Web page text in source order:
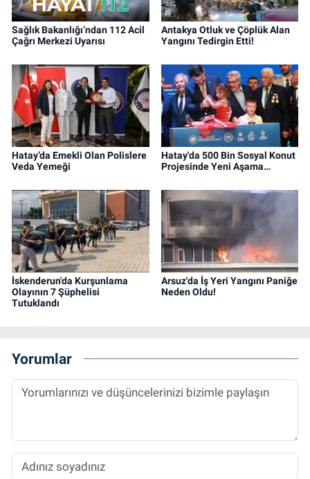
Sağlık Bakanlığı’ndan 112 Acil
Çağrı Merkezi Uyarısı
Antakya Otluk ve Çöplük Alan
Yangını Tedirgin Etti!
Hatay’da Emekli Olan Polislere
Veda Yemeği
Hatay'da 500 Bin Sosyal Konut
Projesinde Yeni Aşama…
İskenderun'da Kurşunlama
Olayının 7 Şüphelisi
Tutuklandı
Arsuz'da İş Yeri Yangını Paniğe
Neden Oldu!
Yorumlar